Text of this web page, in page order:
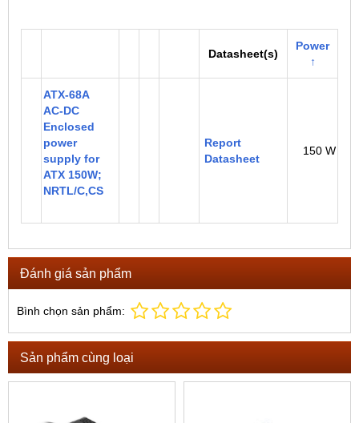
Datasheet(s)
Power
↑
ATX-68A
AC-DC
Enclosed
power
supply for
ATX 150W;
NRTL/C,CS
Report
Datasheet
150 W
Đánh giá sản phẩm
Bình chọn sản phẩm:
Sản phẩm cùng loại